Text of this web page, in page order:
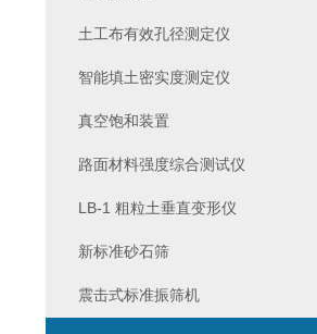
土工布有效孔径测定仪
智能填土密实度测定仪
真空饱和装置
路面材料强度综合测试仪
LB-1 粗粒土垂直变形仪
新标准砂石筛
震击式标准振筛机